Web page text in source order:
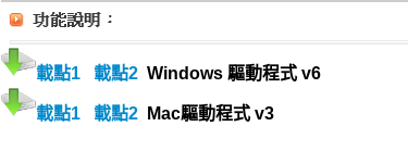
載點1 載點2 Windows 驅動程式 v6
載點1 載點2 Mac驅動程式 v3